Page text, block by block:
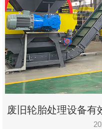
态
联
系
郑
州
市
九
废旧轮胎处理设备有